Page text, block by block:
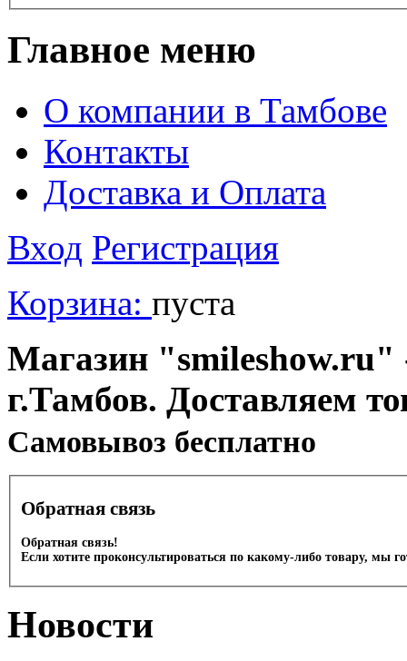
Главное меню
О компании в Тамбове
Контакты
Доставка и Оплата
Вход Регистрация
Корзина: пуста
Магазин "smileshow.ru"
г.Тамбов. Доставляем
Cамовывоз бесплатно
Обратная связь
Обратная связь!
Если хотите проконсультироваться по какому-либо товару, мы
Новости